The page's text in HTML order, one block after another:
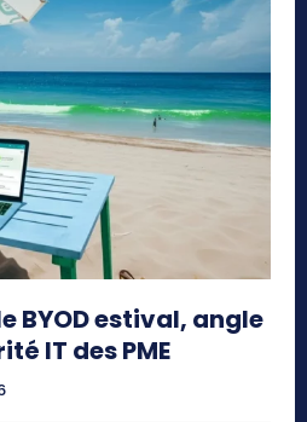
BYOD estival, angle
IT des PME